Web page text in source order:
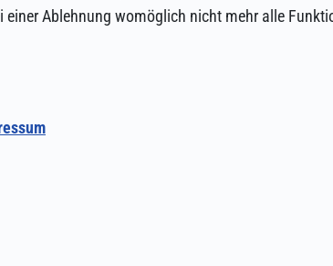
Ablehnung womöglich nicht mehr alle